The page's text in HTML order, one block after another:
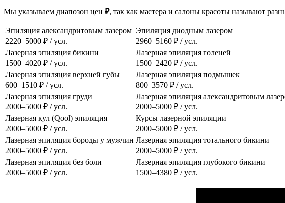
Мы указываем диапозон цен ₽, так как мастера и салоны красоты называют
Эпиляция александритовым лазером
2220–5000 ₽ / усл.
Эпиляция диодным лазером
2960–5160 ₽ / усл.
Лазерная эпиляция бикини
1500–4020 ₽ / усл.
Лазерная эпиляция голеней
1500–2420 ₽ / усл.
Лазерная эпиляция верхней губы
600–1510 ₽ / усл.
Лазерная эпиляция подмышек
800–3570 ₽ / усл.
Лазерная эпиляция груди
2000–5000 ₽ / усл.
Лазерная эпиляция александритовым
2000–5000 ₽ / усл.
Лазерная кул (Qool) эпиляция
2000–5000 ₽ / усл.
Курсы лазерной эпиляции
2000–5000 ₽ / усл.
Лазерная эпиляция бороды у мужчин
2000–5000 ₽ / усл.
Лазерная эпиляция тотального бикини
2000–5000 ₽ / усл.
Лазерная эпиляция без боли
2000–5000 ₽ / усл.
Лазерная эпиляция глубокого бикини
1500–4380 ₽ / усл.